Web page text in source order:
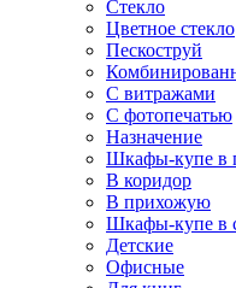
Стекло
Цветное стекло
Пескоструй
С витражами
С фотопечатью
Назначение
Шкафы-купе в
В коридор
В прихожую
Шкафы-купе в
Детские
Офисные